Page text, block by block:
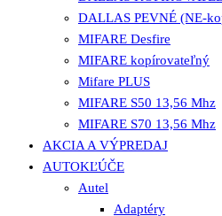
DALLAS PEVNÉ (NE-
MIFARE Desfire
MIFARE kopírovateľný
Mifare PLUS
MIFARE S50 13,56 Mhz
MIFARE S70 13,56 Mhz
AKCIA A VÝPREDAJ
AUTOKĽÚČE
Autel
Adaptéry